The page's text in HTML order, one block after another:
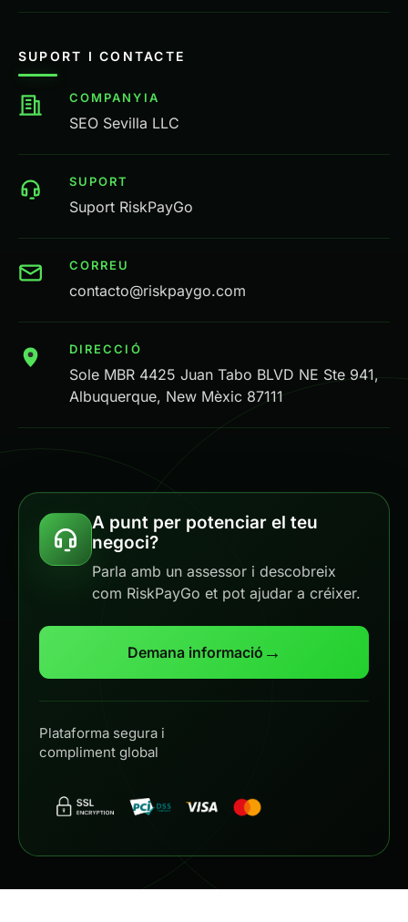
SUPORT I CONTACTE
COMPANYIA
SEO Sevilla LLC
SUPORT
Suport RiskPayGo
CORREU
contacto@riskpaygo.com
DIRECCIÓ
Sole MBR 4425 Juan Tabo BLVD NE Ste 941,
Albuquerque, New Mèxic 87111
A punt per potenciar el teu
negoci?
Parla amb un assessor i descobreix
com RiskPayGo et pot ajudar a créixer.
Demana informació →
Plataforma segura i
compliment global